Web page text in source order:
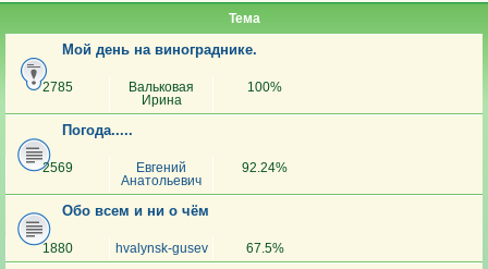
Тема
Мой день на винограднике.
2785
Вальковая
Ирина
100%
Погода.....
2569
Евгений
Анатольевич
92.24%
Обо всем и ни о чём
1880 hvalynsk-gusev 67.5%